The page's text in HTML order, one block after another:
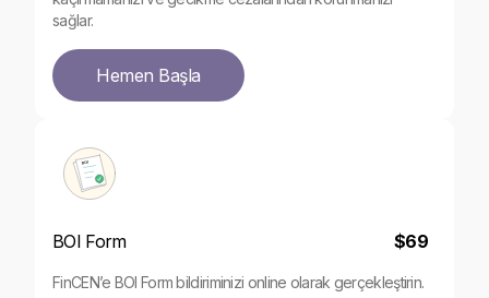
sağlar.
Hemen Başla
BOI Form $69
FinCEN’e BOI Form bildiriminizi online olarak gerçekleştirin.